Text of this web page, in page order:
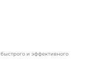
и эффективного